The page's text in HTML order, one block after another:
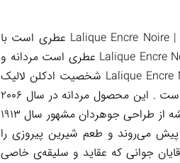
ادکلن لالیک مشکی-چوبی-انکر نویر مردانه | Lalique Encre Noire ادکلن لالیک مشکی-چوبی-انکر نویر مردانه | Lalique Encre Noire عطری است با
رایحه گرم و تلخ. این عطر در سال 2006 به بازار عطر و ادکلن عرضه شد. عطر ادکلن لالیک انکر نویر-مشکی-Lalique Encre Noire عطری است مردانه و
جذاب. ادکلن لالیک مشکی-چوبی-انکر نویر | Lalique Encre Noire ادکلن لالیک مشکی-چوبی-انکر نویر | Lalique Encre Noire شخصیت ادکلن لالیک
چوبی مردانه- Encre Noire Lalique همیشه جاودان بوده و برای عاشقانش اصالت همیشگی به جای گذاشته است . این محصول مردانه در سال 2006
روانه بازار شد. طراحی شیشه ساده اما زیباست، یک قالب کریستالی سیاه، در یک بسته بندی خوب. طراحی شیشه از طراحی جوهردان مشهور سال 1913
می‌روند و طعم شیرین پیروزی را
جوانی که عقاید و سلیقه‌ی خاصی